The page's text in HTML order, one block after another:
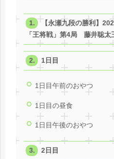
【永瀬九段の勝利】
「王将戦」第4局 藤井聡太
1日目
1日目午前のおやつ
1日目の昼食
1日目午後のおやつ
2日目